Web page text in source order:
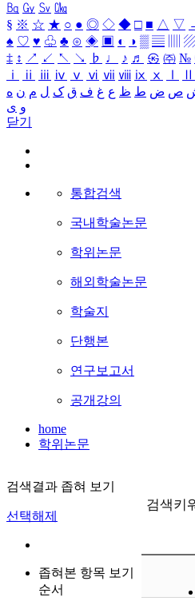
㏃ ㏉ ㏜ ㏆
§ ※ ☆ ★ ○ ● ◎ ◇ ◆ □ ■ △ ▽
♠ ♡ ♥ ♧ ♣ ⊙ ◈ ▣ ◐ ◑ ▒ ▤
‡ ↕ ↗ ↙ ↖ ↘ ♭ ♩ ♪ ♬ ㉿ ㈜ №
ⅰ
ⅱ ⅲ ⅳ ⅴ ⅵ ⅶ ⅷ ⅸ ⅹ
ص ض ط ظ ع غ ف ق ک ل م ن ه
و ی
닫기
통합검색
국내학술논문
학위논문
해외학술논문
학술지
단행본
연구보고서
공개강의
home
학위논문
검색결과 좁혀 보기
선택해제
좁혀본 항목 보기
순서
검색키